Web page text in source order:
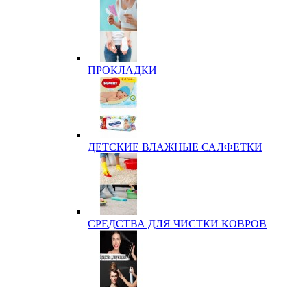
ПРОКЛАДКИ
ДЕТСКИЕ ВЛАЖНЫЕ САЛФЕТКИ
СРЕДСТВА ДЛЯ ЧИСТКИ КОВРОВ